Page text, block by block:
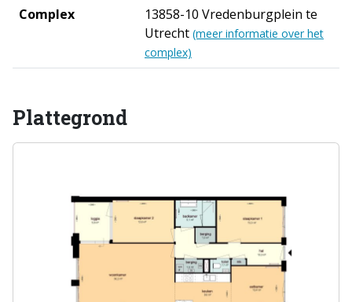
Complex
13858-10 Vredenburgplein te
Utrecht (meer informatie over het
complex)
Plattegrond